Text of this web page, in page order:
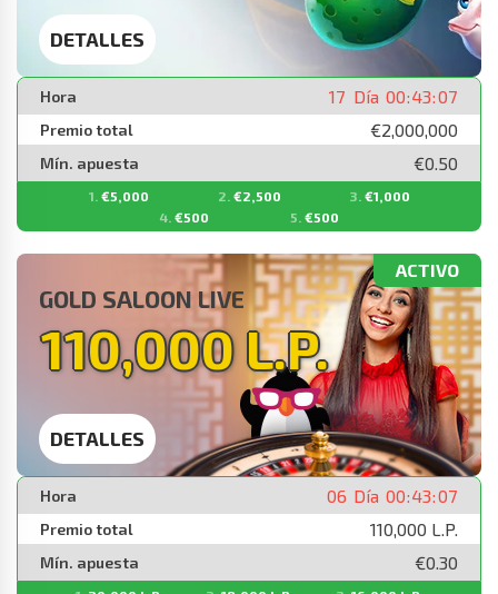
DETALLES
Hora 17 Día 00:43:07
Premio total €2,000,000
Mín. apuesta €0.50
€5,000 €2,500
€1,000
€500
€500
ACTIVO
GOLD SALOON LIVE
110,000 L.P.
DETALLES
Hora 06 Día 00:43:07
Premio total 110,000 L.P.
Mín. apuesta €0.30